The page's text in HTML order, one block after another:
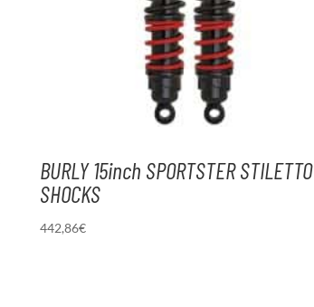
BURLY 15inch SPORTSTER STILETTO
SHOCKS
442,86€